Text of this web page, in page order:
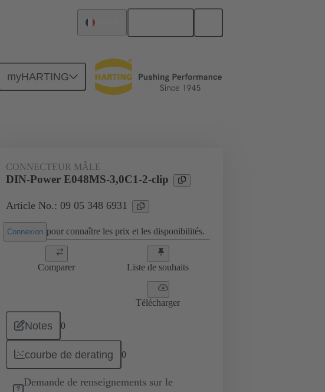
myHARTING
Produits Raccordement carte mère à carte fille
CONNECTEUR MÂLE
DIN-Power E048MS-3,0C1-2-clip
Article No.: 09 05 348 6931
Connexion pour connaître les prix et les disponibilités.
Comparer Liste de souhaits
Télécharger
Notes 0
courbe de derating 0
Demande de renseignements sur le